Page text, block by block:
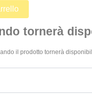
tornerà
il prodotto tornerà